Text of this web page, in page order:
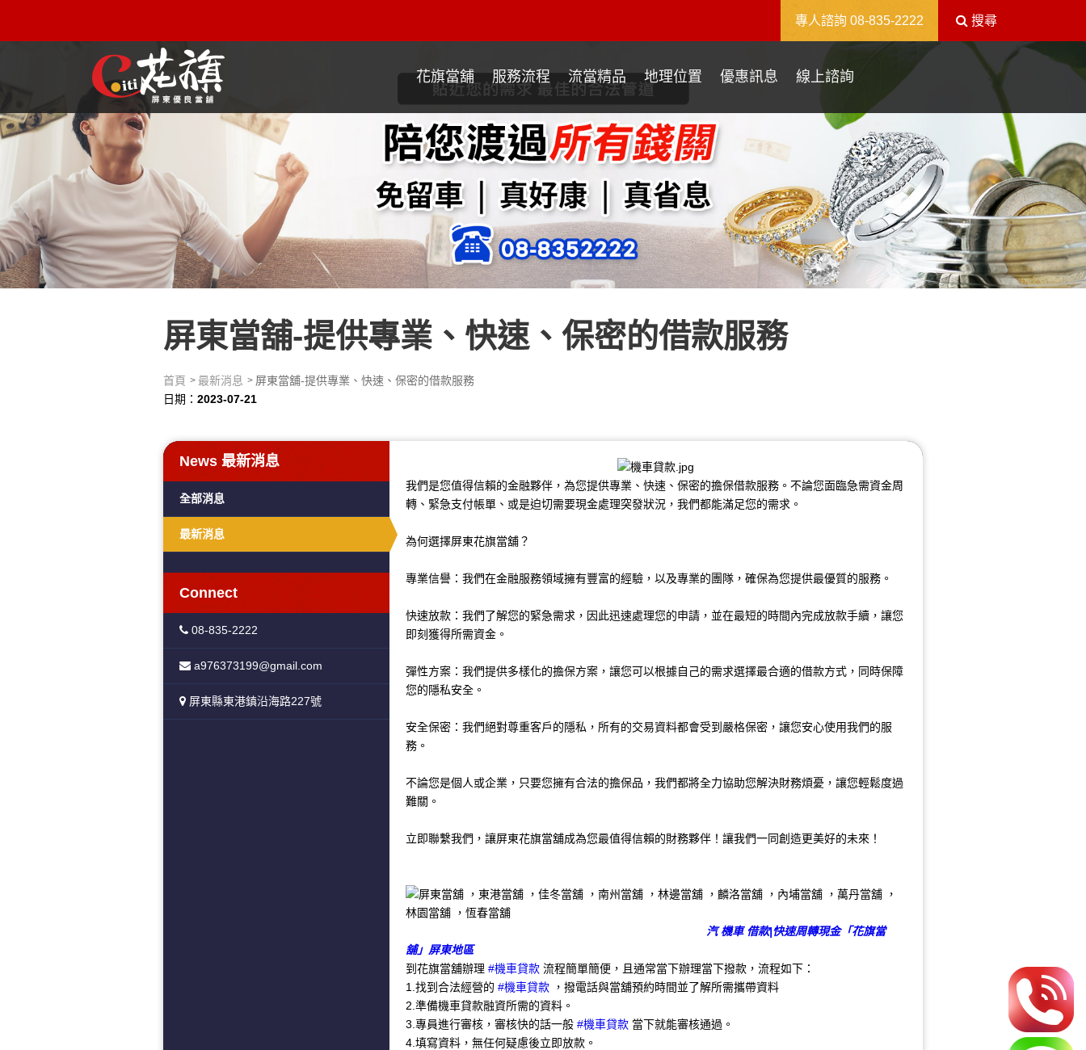
屏東機車借款解決您所有的借貸疑慮，完全了解、滿意再貸！
送出
專人諮詢 08-835-2222 搜尋
花旗當舖 服務流程 流當精品 地理位置 優惠訊息 線上諮詢
屏東當舖-提供專業、快速、保密的借款服務
首頁 最新消息
屏東當舖-提供專業、快速、保密的借款服務
日期： 2023-07-21
News 最新消息
全部消息
最新消息
Connect
08-835-2222
a976373199@gmail.com
屏東縣東港鎮沿海路227號
我們是您值得信賴的金融夥伴，為您提供專業、快速、保密的擔保借款服務。不論您面臨急需資金周
轉、緊急支付帳單、或是迫切需要現金處理突發狀況，我們都能滿足您的需求。
為何選擇屏東花旗當舖？
專業信譽：我們在金融服務領域擁有豐富的經驗，以及專業的團隊，確保為您提供最優質的服務。
快速放款：我們了解您的緊急需求，因此迅速處理您的申請，並在最短的時間內完成放款手續，讓您
即刻獲得所需資金。
彈性方案：我們提供多樣化的擔保方案，讓您可以根據自己的需求選擇最合適的借款方式，同時保障
您的隱私安全。
安全保密：我們絕對尊重客戶的隱私，所有的交易資料都會受到嚴格保密，讓您安心使用我們的服
務。
不論您是個人或企業，只要您擁有合法的擔保品，我們都將全力協助您解決財務煩憂，讓您輕鬆度過
難關。
立即聯繫我們，讓屏東花旗當舖成為您最值得信賴的財務夥伴！讓我們一同創造更美好的未來！
汽 機車 借款|快速周轉現金「花旗當
舖」屏東地區
到花旗當舖辦理 #機車貸款流程簡單簡便，且通常當下辦理當下撥款，流程如下：
1.找到合法經營的 #機車貸款，撥電話與當舖預約時間並了解所需攜帶資料
2.準備機車貸款融資所需的資料。
3.專員進行審核，審核快的話一般 #機車貸款當下就能審核通過。
4.填寫資料，無任何疑慮後立即放款。